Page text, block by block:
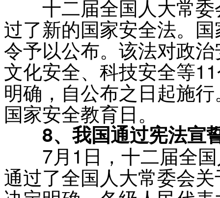
十二届全国人大常委
过了新的国家安全法。
令予以公布。该法对政
文化安全、科技安全等
明确，自公布之日起施
国家安全教育日。
8、我国通过宪法宣
7月1日，十二届全国
通过了全国人大常委会